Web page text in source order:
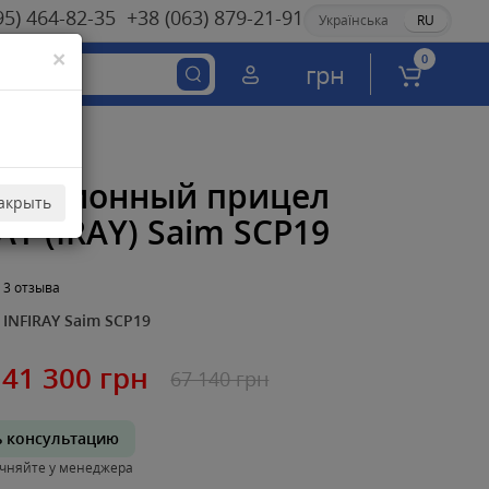
Українська RU
464-82-35 +38 (063) 879-21-91
грн 0
×
прицел
(IRAY) Saim SCP19
3 отзыва
INFIRAY Saim SCP19
41 300 грн 67 140 грн
консультацию
у менеджера